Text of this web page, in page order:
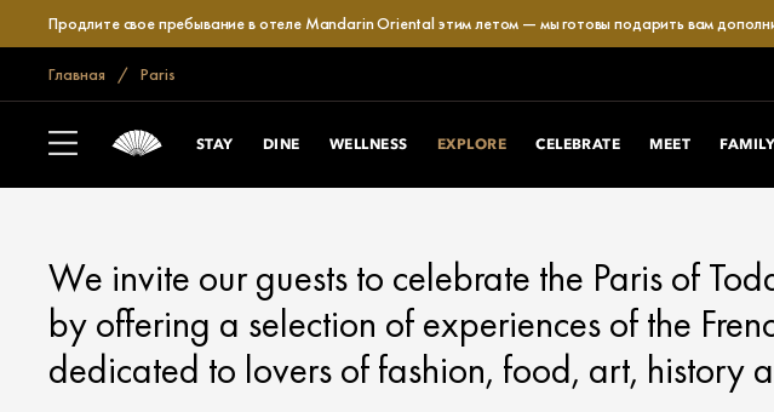
Продлите свое пребывание в отеле Mandarin Oriental этим летом — мы готовы подарить вам
Главная Paris
STAY DINE WELLNESS EXPLORE CELEBRATE MEET FAMILY
PARIS
EXPLORE
We invite our guests to celebrate the Paris of
by offering a selection of experiences of the
dedicated to lovers of fashion, food, art, history